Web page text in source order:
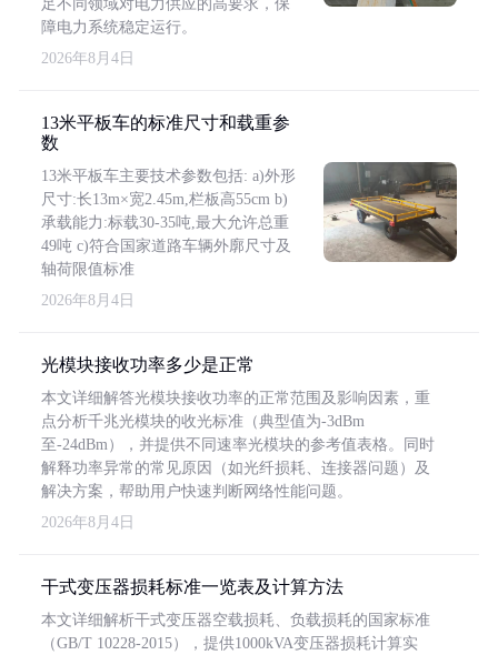
足不同领域对电力供应的高要求，保
障电力系统稳定运行。
2026年8月4日
13米平板车的标准尺寸和载重参
数
13米平板车主要技术参数包括: a)外形
尺寸:长13m×宽2.45m,栏板高55cm b)
承载能力:标载30-35吨,最大允许总重
49吨 c)符合国家道路车辆外廓尺寸及
轴荷限值标准
2026年8月4日
光模块接收功率多少是正常
本文详细解答光模块接收功率的正常范围及影响因素，重
点分析千兆光模块的收光标准（典型值为-3dBm
至-24dBm），并提供不同速率光模块的参考值表格。同时
解释功率异常的常见原因（如光纤损耗、连接器问题）及
解决方案，帮助用户快速判断网络性能问题。
2026年8月4日
干式变压器损耗标准一览表及计算方法
本文详细解析干式变压器空载损耗、负载损耗的国家标准
（GB/T 10228-2015），提供1000kVA变压器损耗计算实